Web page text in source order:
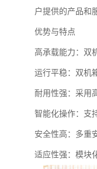
户提供的产品和
优势与特点
高承载能力：双
运行平稳：双机
耐用性强：采用
智能化操作：支
安全性高：多重
适应性强：模块